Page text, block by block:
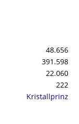
48.656
391.598
22.060
222
Kristallprinz